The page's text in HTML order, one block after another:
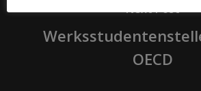
Next Post
OECD